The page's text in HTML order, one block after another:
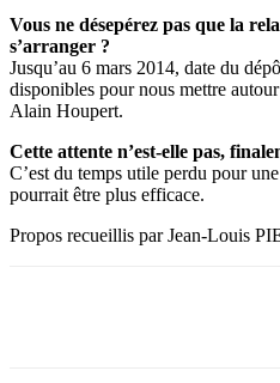
Vous ne désepérez pas que la
s’arranger ?
Jusqu’au 6 mars 2014, date du
disponibles pour nous mettre
Alain Houpert.
Cette attente n’est-elle pas,
C’est du temps utile perdu pour
pourrait être plus efficace.
Propos recueillis par Jean-Louis